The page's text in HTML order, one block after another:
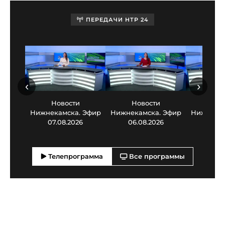
ПЕРЕДАЧИ НТР 24
Новости
Нижнекамска. Эфир
07.08.2026
Новости
Нижнекамска. Эфир
06.08.2026
‹ ›
Телепрограмма Все программы